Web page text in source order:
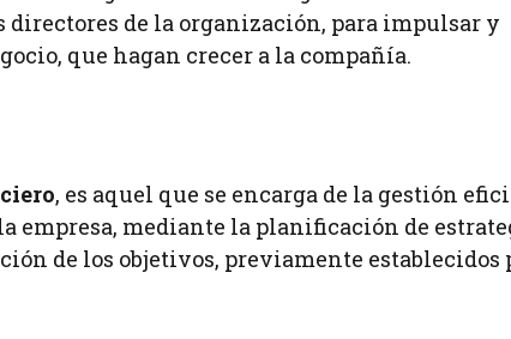
directores de la organización, para impulsar y
que hagan crecer a la compañía.
, es aquel que se encarga de la gestión
empresa, mediante la planificación de
de los objetivos, previamente establecidos